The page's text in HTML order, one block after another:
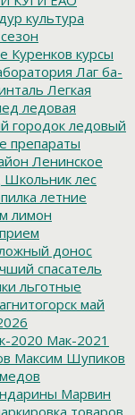
культура
Куренков курсы
Лаг ба-
Легкая
ледовая
городок ледовый
препараты
Ленинское
Школьник лес
летние
лимон
ложный донос
спасатель
льготные
май
2020 Мак-2021
Максим Шупиков
Марвин
товаров